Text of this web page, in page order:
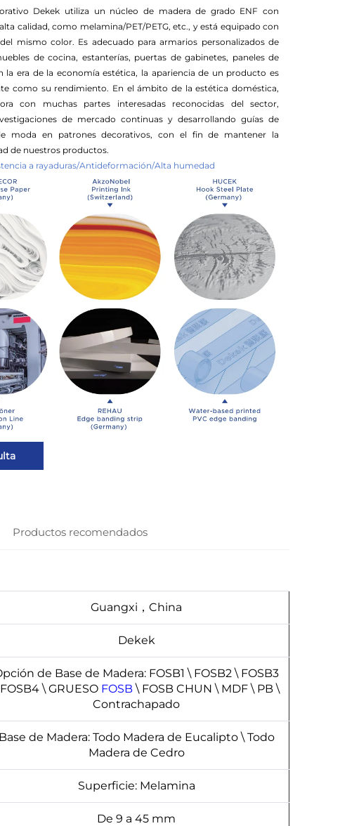
Dekek utiliza un núcleo de madera de grado ENF con
calidad, como melamina/PET/PETG, etc., y está equipado con
mismo color. Es adecuado para armarios personalizados de
de cocina, estanterías, puertas de gabinetes, paneles de
la era de la economía estética, la apariencia de un producto es
como su rendimiento. En el ámbito de la estética doméstica,
con muchas partes interesadas reconocidas del sector,
de mercado continuas y desarrollando guías de
moda en patrones decorativos, con el fin de mantener la
de nuestros productos.
a rayaduras/Antideformación/Alta humedad
Productos recomendados
Guangxi，China
Dekek
de Base de Madera: FOSB1 \ FOSB2 \ FOSB3
\ GRUESO FOSB\ FOSB CHUN \ MDF \ PB \
Contrachapado
Base de Madera: Todo Madera de Eucalipto \ Todo
Madera de Cedro
Superficie: Melamina
De 9 a 45 mm